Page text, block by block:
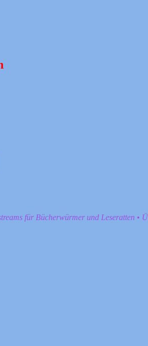
für Bücherwürmer und Leseratten •